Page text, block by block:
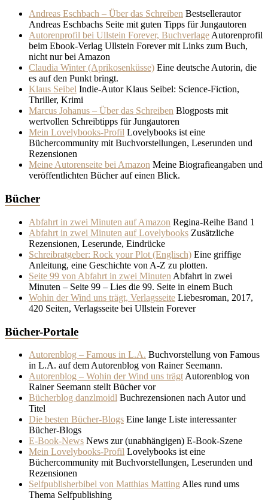
Andreas Eschbach – Über das Schreiben Bestsellerautor
Andreas Eschbachs Seite mit guten Tipps für Jungautoren
Autorenprofil bei Ullstein Forever, Buchverlage Autorenprofil
beim Ebook-Verlag Ullstein Forever mit Links zum Buch,
nicht nur bei Amazon
Claudia Winter (Aprikosenküsse) Eine deutsche Autorin, die
es auf den Punkt bringt.
Klaus Seibel Indie-Autor Klaus Seibel: Science-Fiction,
Thriller, Krimi
Marcus Johanus – Über das Schreiben Blogposts mit
wertvollen Schreibtipps für Jungautoren
Mein Lovelybooks-Profil Lovelybooks ist eine
Büchercommunity mit Buchvorstellungen, Leserunden und
Rezensionen
Meine Autorenseite bei Amazon Meine Biografieangaben und
veröffentlichten Bücher auf einen Blick.
Bücher
Abfahrt in zwei Minuten auf Amazon Regina-Reihe Band 1
Abfahrt in zwei Minuten auf Lovelybooks Zusätzliche
Rezensionen, Leserunde, Eindrücke
Schreibratgeber: Rock your Plot (Englisch) Eine griffige
Anleitung, eine Geschichte von A-Z zu plotten.
Seite 99 von Abfahrt in zwei Minuten Abfahrt in zwei
Minuten – Seite 99 – Lies die 99. Seite in einem Buch
Wohin der Wind uns trägt, Verlagsseite Liebesroman, 2017,
420 Seiten, Verlagsseite bei Ullstein Forever
Bücher-Portale
Autorenblog – Famous in L.A. Buchvorstellung von Famous
in L.A. auf dem Autorenblog von Rainer Seemann.
Autorenblog – Wohin der Wind uns trägt Autorenblog von
Rainer Seemann stellt Bücher vor
Bücherblog danzlmoidl Buchrezensionen nach Autor und
Titel
Die besten Bücher-Blogs Eine lange Liste interessanter
Bücher-Blogs
E-Book-News News zur (unabhängigen) E-Book-Szene
Mein Lovelybooks-Profil Lovelybooks ist eine
Büchercommunity mit Buchvorstellungen, Leserunden und
Rezensionen
Selfpublisherbibel von Matthias Matting Alles rund ums
Thema Selfpublishing